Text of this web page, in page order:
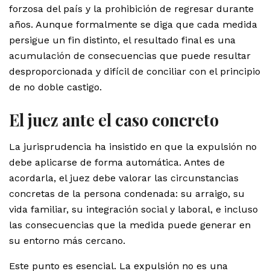
forzosa del país y la prohibición de regresar durante
años. Aunque formalmente se diga que cada medida
persigue un fin distinto, el resultado final es una
acumulación de consecuencias que puede resultar
desproporcionada y difícil de conciliar con el principio
de no doble castigo.
El juez ante el caso concreto
La jurisprudencia ha insistido en que la expulsión no
debe aplicarse de forma automática. Antes de
acordarla, el juez debe valorar las circunstancias
concretas de la persona condenada: su arraigo, su
vida familiar, su integración social y laboral, e incluso
las consecuencias que la medida puede generar en
su entorno más cercano.
Este punto es esencial. La expulsión no es una